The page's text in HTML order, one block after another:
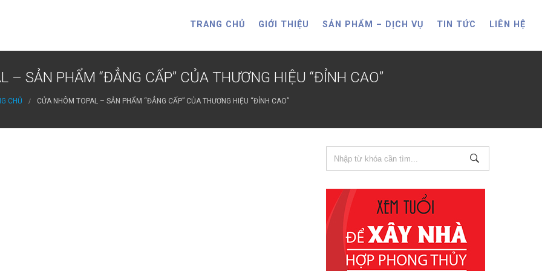
TRANG CHỦ GIỚI THIỆU SẢN PHẨM – DỊCH VỤ TIN TỨC LIÊN HỆ
– SẢN PHẨM “ĐẲNG CẤP” CỦA THƯƠNG HIỆU “ĐỈNH CAO”
CHỦ CỬA NHÔM TOPAL – SẢN PHẨM “ĐẲNG CẤP” CỦA THƯƠNG HIỆU “ĐỈNH CAO”